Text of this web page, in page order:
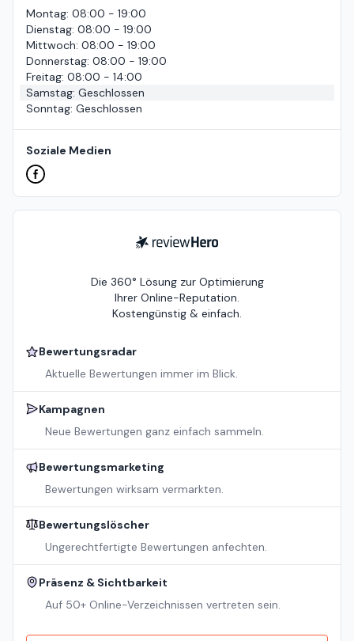
Montag: 08:00 - 19:00
Dienstag: 08:00 - 19:00
Mittwoch: 08:00 - 19:00
Donnerstag: 08:00 - 19:00
Freitag: 08:00 - 14:00
Samstag: Geschlossen
Sonntag: Geschlossen
Soziale Medien
ReviewHero
Die 360° Lösung zur Optimierung
Ihrer Online-Reputation.
Kostengünstig & einfach.
Bewertungsradar
Aktuelle Bewertungen immer im Blick.
Kampagnen
Neue Bewertungen ganz einfach sammeln.
Bewertungsmarketing
Bewertungen wirksam vermarkten.
Bewertungslöscher
Ungerechtfertigte Bewertungen anfechten.
Präsenz & Sichtbarkeit
Auf 50+ Online-Verzeichnissen vertreten sein.